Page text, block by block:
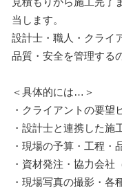
当します。
設計士・職人・クライ
品質・安全を管理する
＜具体的には…＞
・クライアントの要望
・設計士と連携した施
・現場の予算・工程・
・資材発注・協力会社
・現場写真の撮影・各